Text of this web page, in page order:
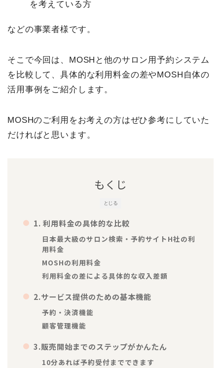
を考えている方
などの事業者様です。
そこで今回は、MOSHと他のサロン用予約システム
を比較して、具体的な利用料金の差やMOSH自体の
活用事例をご紹介します。
MOSHのご利用をお考えの方はぜひ参考にしていた
だければと思います。
とじる
もくじ
1. 利用料金の具体的な比較
日本最大級のサロン検索・予約サイトH社の利
用料金
MOSHの利用料金
利用料金の差による具体的な収入差額
2.サービス提供のための基本機能
予約・決済機能
顧客管理機能
3.販売開始までのステップがかんたん
10分あれば予約受付までできます